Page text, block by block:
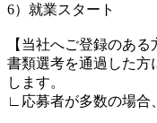
6）就業スタート
【当社へご登録のある
書類選考を通過した方
します。
∟応募者が多数の場合